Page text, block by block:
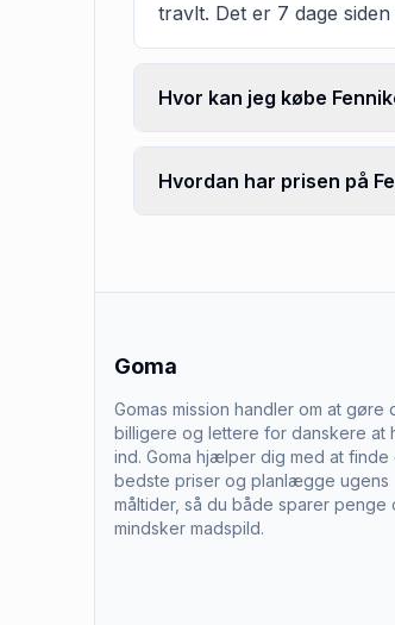
travlt. Det er 7 dage
Hvor kan jeg købe
Hvordan har prisen på
Goma
Gomas mission handler om at gøre
billigere og lettere for danskere at
ind. Goma hjælper dig med at finde
bedste priser og planlægge ugens
måltider, så du både sparer penge
mindsker madspild.